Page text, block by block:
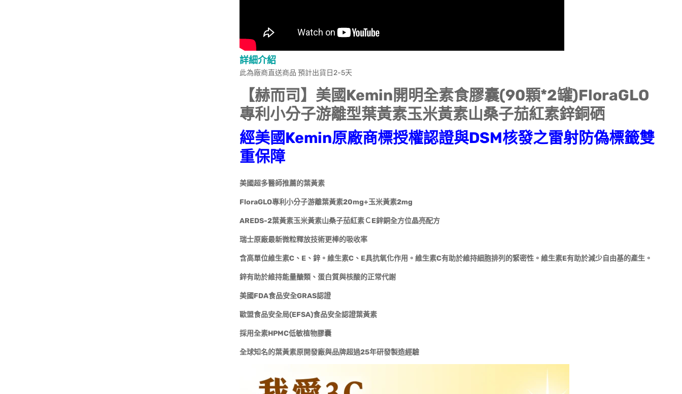
詳細介紹
此為廠商直送商品 預計出貨日2-5天
【赫而司】美國Kemin開明全素食膠囊(90顆*2罐)FloraGLO
專利小分子游離型葉黃素玉米黃素山桑子茄紅素鋅銅硒
經美國Kemin原廠商標授權認證與DSM核發之雷射防偽標籤雙
重保障
美國超多醫師推薦的葉黃素
FloraGLO專利小分子游離葉黃素20mg+玉米黃素2mg
AREDS-2葉黃素玉米黃素山桑子茄紅素ＣE鋅銅全方位晶亮配方
瑞士原廠最新微粒釋放技術更棒的吸收率
含高單位維生素C、E、鋅。維生素C、E具抗氧化作用。維生素C有助於維持細胞排列的緊密性。維生素E有助於減少自由基的產生。
鋅有助於維持能量醣類、蛋白質與核酸的正常代謝
美國FDA食品安全GRAS認證
歐盟食品安全局(EFSA)食品安全認證葉黃素
採用全素HPMC低敏植物膠囊
全球知名的葉黃素原開發廠與品牌超過25年研發製造經驗